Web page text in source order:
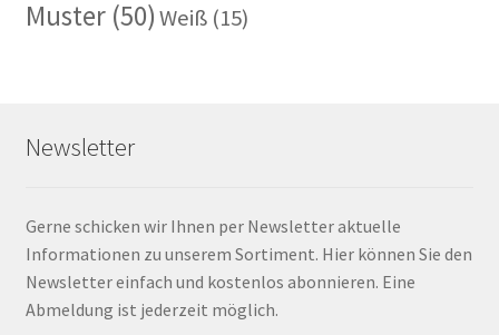
Muster(50)Weiß(15)
Newsletter
Gerne schicken wir Ihnen per Newsletter aktuelle
Informationen zu unserem Sortiment. Hier können Sie den
Newsletter einfach und kostenlos abonnieren. Eine
Abmeldung ist jederzeit möglich.